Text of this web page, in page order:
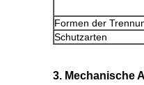
Formen der
Schutzarten
3. Mechanische